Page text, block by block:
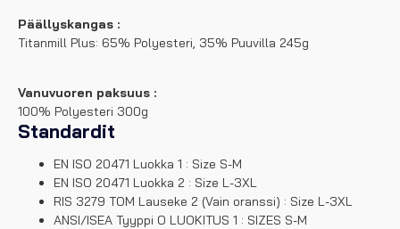
Päällyskangas :
Titanmill Plus: 65% Polyesteri, 35% Puuvilla 245g
Vanuvuoren paksuus :
100% Polyesteri 300g
Standardit
EN ISO 20471 Luokka 1 : Size S-M
EN ISO 20471 Luokka 2 : Size L-3XL
RIS 3279 TOM Lauseke 2 (Vain oranssi) : Size L-3XL
ANSI/ISEA Tyyppi O LUOKITUS 1 : SIZES S-M